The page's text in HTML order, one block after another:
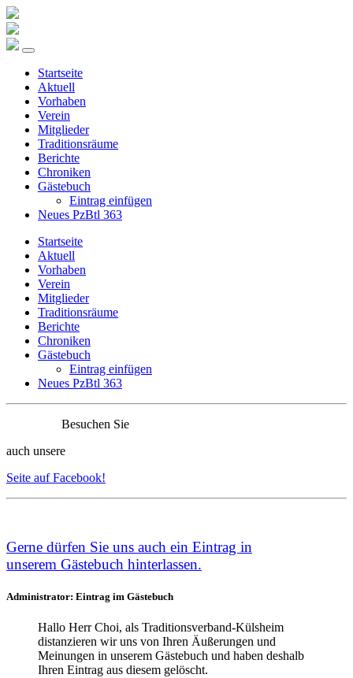
Startseite
Aktuell
Vorhaben
Verein
Mitglieder
Traditionsräume
Berichte
Chroniken
Gästebuch
Eintrag einfügen
Neues PzBtl 363
Startseite
Aktuell
Vorhaben
Verein
Mitglieder
Traditionsräume
Berichte
Chroniken
Gästebuch
Eintrag einfügen
Neues PzBtl 363
Besuchen Sie
auch unsere
Seite auf Facebook!
Gerne dürfen Sie uns auch ein Eintrag in
unserem Gästebuch hinterlassen.
Administrator: Eintrag im Gästebuch
Hallo Herr Choi, als Traditionsverband-Külsheim
distanzieren wir uns von Ihren Äußerungen und
Meinungen in unserem Gästebuch und haben deshalb
Ihren Eintrag aus diesem gelöscht.